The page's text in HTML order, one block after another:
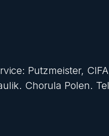
Putzmeister,
Chorula Polen.